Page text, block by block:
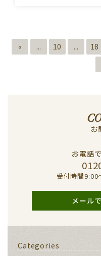
« ... 10 ... 18
お
お電話
受付時間9:00
メール
Categories